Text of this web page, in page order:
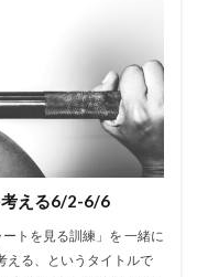
える6/2-6/6
トを見る訓練」を 一緒に
える、というタイトルで